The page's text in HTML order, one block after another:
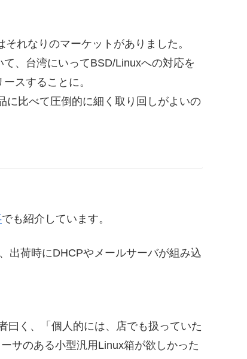
れなりのマーケットがありました。
、台湾にいってBSD/Linuxへの対応を
スすることに。
に比べて圧倒的に細く取り回しがよいの
でも紹介しています。
出荷時にDHCPやメールサーバが組み込
曰く、「個人的には、店でも扱っていた
サのある小型汎用Linux箱が欲しかった